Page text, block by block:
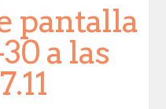
pantalla
a las